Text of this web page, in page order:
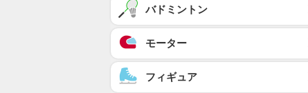
バドミントン
モーター
フィギュア